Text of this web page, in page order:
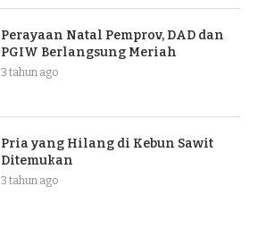
Perayaan Natal Pemprov, DAD dan
PGIW Berlangsung Meriah
3 tahun ago
Pria yang Hilang di Kebun Sawit
Ditemukan
3 tahun ago